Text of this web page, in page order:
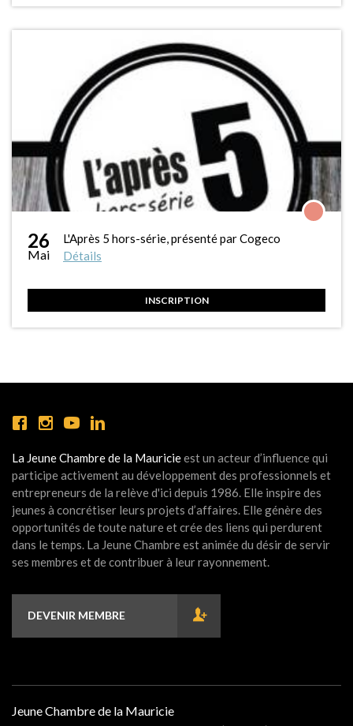
26
Mai
L'Après 5 hors-série, présenté par Cogeco
Détails
INSCRIPTION
La Jeune Chambre de la Mauricieest un acteur d’influence qui
participe activement au développement des professionnels et
entrepreneurs de la relève d'ici depuis 1986. Elle inspire des
jeunes à concrétiser leurs projets d’affaires. Elle génère des
opportunités de toute nature et crée des liens qui perdurent
dans le temps. La Jeune Chambre est animée du désir de servir
ses membres et de contribuer à leur rayonnement.
DEVENIR MEMBRE
Jeune Chambre de la Mauricie